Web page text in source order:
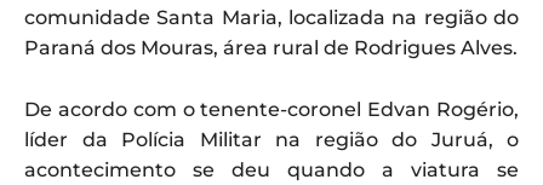
comunidade Santa Maria, localizada na região do
Paraná dos Mouras, área rural de Rodrigues Alves.
De acordo com o tenente-coronel Edvan Rogério,
líder da Polícia Militar na região do Juruá, o
acontecimento se deu quando a viatura se